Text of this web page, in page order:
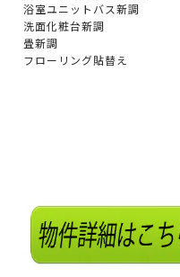
浴室ユニットバス新調
洗面化粧台新調
畳新調
フローリング貼替え